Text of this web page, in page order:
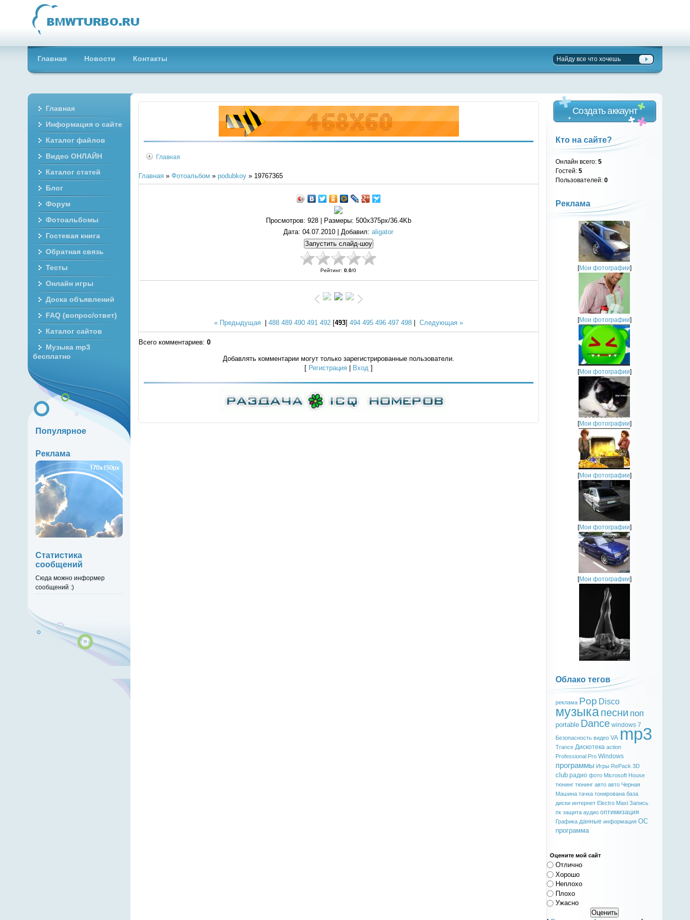
Главная Новости Контакты
Главная
Главная» Фотоальбом » podubkoy» 19767365
Просмотров: 928 | Размеры: 500x375px/36.4Kb
Дата: 04.07.2010 | Добавил:aligator
Рейтинг:0.0/0
« Предыдущая| 488 489 490 491 492[493] 494 495 496 497 498| Следующая »
Всего комментариев: 0
Добавлять комментарии могут только зарегистрированные пользователи.
[ Регистрация | Вход ]
Создать аккаунт
Кто на сайте?
Онлайн всего:5
Гостей:5
Пользователей:0
Реклама
[Мои фотографии]
[Мои фотографии]
[Мои фотографии]
[Мои фотографии]
[Мои фотографии]
[Мои фотографии]
[Мои фотографии]
Облако тегов
реклама Pop Disco
музыкапесни поп
portable Dance windows 7
Безопасность видео VA mp3
Trance Дискотека action
Professional Pro Windows
программы Игры RePack 3D
club радио фото Microsoft House
тюнинг тюнинг авто авто Черная
Машина тачка тонирована база
диски интернет Electro Maxi Запись
пк защита аудио оптимизация
Графика данные информация ОС
программа
Оцените мой сайт
Отлично
Хорошо
Неплохо
Плохо
Ужасно
Главная
Информация о сайте
Каталог файлов
Видео ОНЛАЙН
Каталог статей
Блог
Форум
Фотоальбомы
Гостевая книга
Обратная связь
Тесты
Онлайн игры
Доска объявлений
FAQ (вопрос/ответ)
Каталог сайтов
Музыка mp3
бесплатно
Популярное
Реклама
Статистика
сообщений
Сюда можно информер
сообщений :)